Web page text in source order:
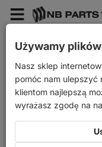
Menü
Części zamienne do
Części zamienne do
Powrót Części
Używamy
Nasz sklep
pomóc nam ulepszyć
klientom najlepszą
wyrażasz zgodę na